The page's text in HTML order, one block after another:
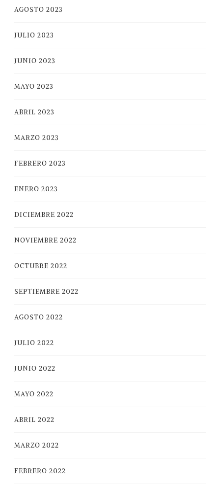
AGOSTO 2023
JULIO 2023
JUNIO 2023
MAYO 2023
ABRIL 2023
MARZO 2023
FEBRERO 2023
ENERO 2023
DICIEMBRE 2022
NOVIEMBRE 2022
OCTUBRE 2022
SEPTIEMBRE 2022
AGOSTO 2022
JULIO 2022
JUNIO 2022
MAYO 2022
ABRIL 2022
MARZO 2022
FEBRERO 2022